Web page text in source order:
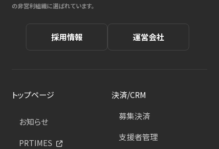
の非営利組織に選ばれています。
採用情報 運営会社
トップページ
お知らせ
PRTIMES
決済/CRM
募集決済
支援者管理